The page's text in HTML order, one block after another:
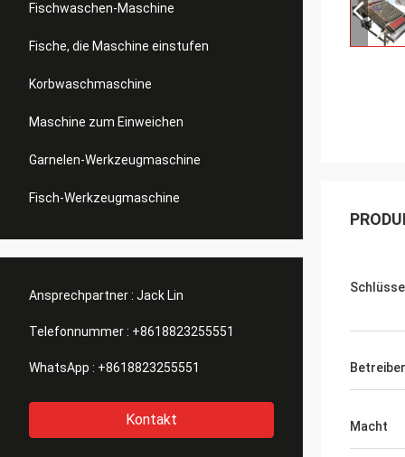
Fischwaschen-Maschine
Fische, die Maschine einstufen
Korbwaschmaschine
Maschine zum Einweichen
Garnelen-Werkzeugmaschine
Fisch-Werkzeugmaschine
Ansprechpartner : Jack Lin
Telefonnummer : +8618823255551
WhatsApp : +8618823255551
Kontakt
Betreiber
Macht